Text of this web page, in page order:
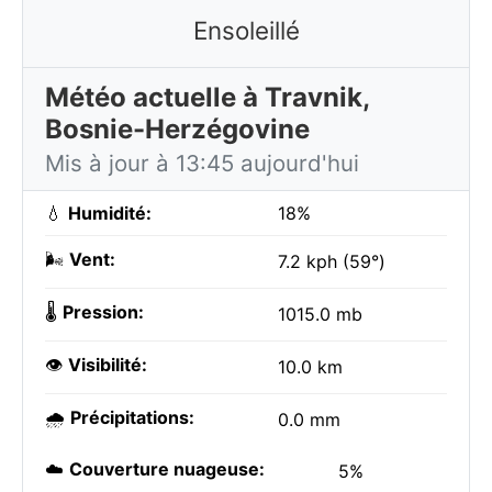
Ensoleillé
Météo actuelle à Travnik,
Bosnie-Herzégovine
Mis à jour à 13:45 aujourd'hui
💧 Humidité: 18%
🌬️ Vent: 7.2 kph (59°)
🌡️ Pression: 1015.0 mb
👁️ Visibilité: 10.0 km
🌧️ Précipitations: 0.0 mm
☁️ Couverture nuageuse: 5%